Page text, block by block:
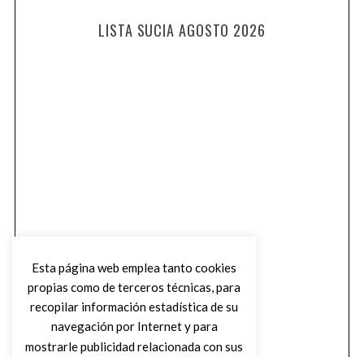
LISTA SUCIA AGOSTO 2026
Esta página web emplea tanto cookies
propias como de terceros técnicas, para
recopilar información estadística de su
navegación por Internet y para
mostrarle publicidad relacionada con sus